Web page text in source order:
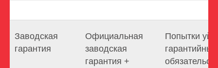
Заводская
гарантия
Официальная
заводская
гарантия +
Попытки
гарантийных